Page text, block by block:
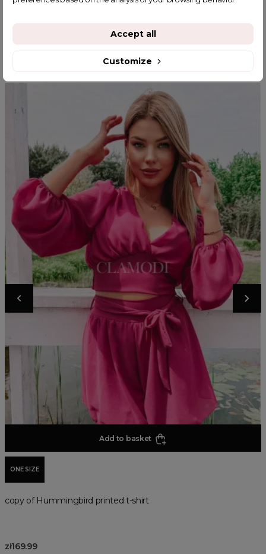
Add to basket
ONE SIZE
copy of Hummingbird printed t-shirt
zł169.99
Customize
Accept all